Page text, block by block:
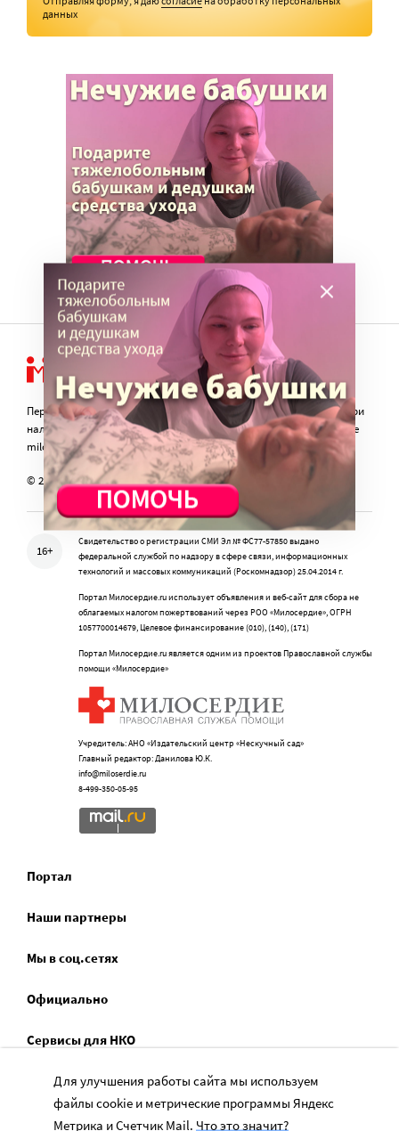
данных
Перепечатка материалов сайта в интернете возможна только при
наличии активной гиперссылки на оригинал материала на сайте
miloserdie.ru
© 2024 – 2026. Милосердие.ru
16+
Свидетельство о регистрации СМИ Эл № ФС77-57850 выдано
федеральной службой по надзору в сфере связи, информационных
технологий и массовых коммуникаций (Роскомнадзор) 25.04.2014 г.
Портал Милосердие.ru использует объявления и веб-сайт для сбора не
облагаемых налогом пожертвований через РОО «Милосердие», ОГРН
1057700014679, Целевое финансирование (010), (140), (171)
Портал Милосердие.ru является одним из проектов Православной службы
помощи «Милосердие»
Учредитель: АНО «Издательский центр «Нескучный сад»
Главный редактор: Данилова Ю.К.
info@miloserdie.ru
8-499-350-05-95
Портал
Наши партнеры
Мы в соц.сетях
Официально
Сервисы для НКО
Спецпроекты
Социальное служение
Для улучшения работы сайта мы используем
файлы cookie и метрические программы Яндекс
Метрика и Счетчик Mail. Что это значит?